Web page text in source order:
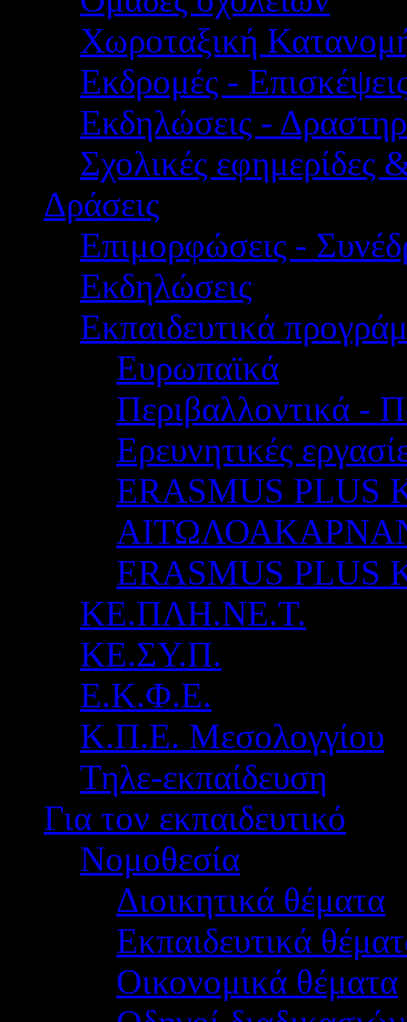
Χωροταξική
Εκδρομές -
Εκδηλώσεις -
Σχολικές εφημερίδες
Δράσεις
Επιμορφώσεις -
Εκδηλώσεις
Εκπαιδευτικά
Ευρωπαϊκά
Περιβαλλοντικά -
Ερευνητικές
ERASMUS PLUS
ERASMUS
ΚΕ.ΠΛΗ.ΝΕ.Τ.
ΚΕ.ΣΥ.Π.
Ε.Κ.Φ.Ε.
Κ.Π.Ε. Μεσολογγίου
Τηλε-εκπαίδευση
Για τον εκπαιδευτικό
Νομοθεσία
Διοικητικά θέματα
Εκπαιδευτικά
Οικονομικά θέματα